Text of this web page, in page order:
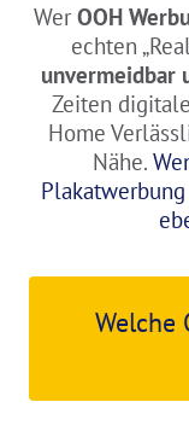
Wer OOH
echten
unvermeidbar
Zeiten
Home
Nähe.
Welche